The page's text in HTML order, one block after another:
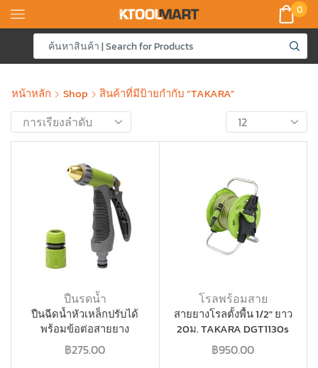
0
หน้าหลัก Shop สินค้าที่มีป้ายกำกับ “TAKARA”
ปืนรดน้ำ
ปืนฉีดน้ำหัวเหล็กปรับได้
พร้อมข้อต่อสายยาง
TAKARA DGT2009
฿275.00
โรลพร้อมสาย
สายยางโรลตั้งพื้น 1/2″ ยาว
20ม. TAKARA DGT1130s
฿950.00